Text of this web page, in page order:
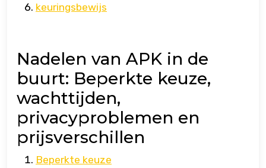
keuringsbewijs
Nadelen van APK in de
buurt: Beperkte keuze,
wachttijden,
privacyproblemen en
prijsverschillen
Beperkte keuze